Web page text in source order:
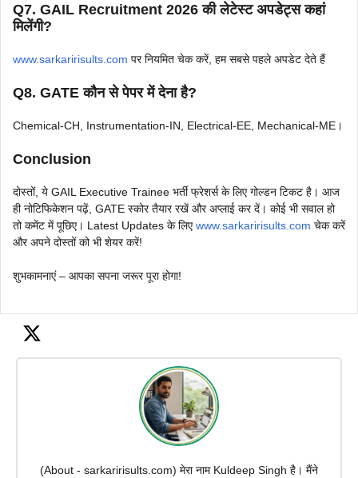
Q7. GAIL Recruitment 2026 की लेटेस्ट अपडेट्स कहां
मिलेंगी?
www.sarkaririsults.com पर नियमित चेक करें, हम सबसे पहले अपडेट देते हैं
Q8. GATE कौन से पेपर में देना है?
Chemical-CH, Instrumentation-IN, Electrical-EE, Mechanical-ME।
Conclusion
दोस्तों, ये GAIL Executive Trainee भर्ती फ्रेशर्स के लिए गोल्डन टिकट है। आज
ही नोटिफिकेशन पढ़ें, GATE स्कोर तैयार रखें और अप्लाई कर दें। कोई भी सवाल हो
तो कमेंट में पूछिए। Latest Updates के लिएwww.sarkaririsults.com चेक करें
और अपने दोस्तों को भी शेयर करें!
शुभकामनाएं – आपका सपना जरूर पूरा होगा!
(About - sarkaririsults.com) मेरा नाम Kuldeep Singh है। मैंने